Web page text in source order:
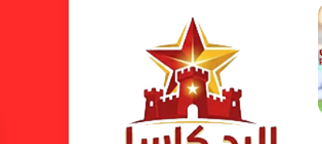
يهرب من الهلال
الفنلندي يفضح لجان الإتحاد.. يدعم
شكوى المريخ ويهدد الهلال